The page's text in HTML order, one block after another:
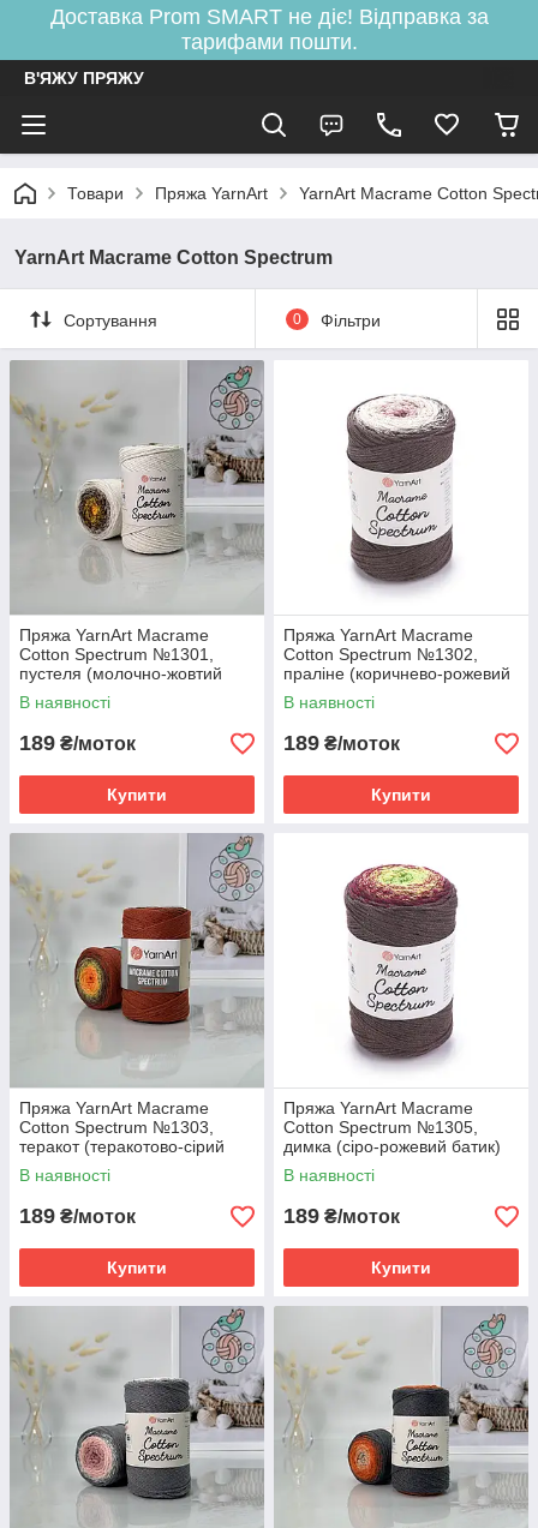
Доставка Prom SMART не діє! Відправка за
тарифами пошти.
В'ЯЖУ ПРЯЖУ
Товари Пряжа YarnArt YarnArt Macrame Cotton
YarnArt Macrame Cotton Spectrum
Сортування 0 Фільтри
Пряжа YarnArt Macrame
Cotton Spectrum №1301,
пустеля (молочно-жовтий
батик)
В наявності
189 ₴/моток
Купити
Пряжа YarnArt Macrame
Cotton Spectrum №1302,
праліне (коричнево-рожевий
батик)
В наявності
189 ₴/моток
Купити
Пряжа YarnArt Macrame
Cotton Spectrum №1303,
теракот (теракотово-сірий
батик)
В наявності
189 ₴/моток
Купити
Пряжа YarnArt Macrame
Cotton Spectrum №1305,
димка (сіро-рожевий батик)
В наявності
189 ₴/моток
Купити